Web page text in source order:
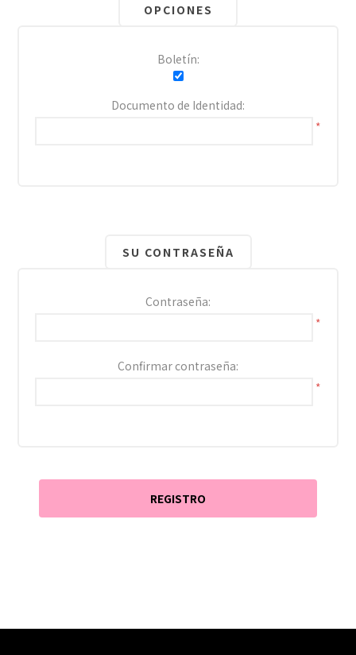
OPCIONES
Boletín:
Documento de Identidad:
*
SU CONTRASEÑA
Contraseña:
*
Confirmar contraseña:
*